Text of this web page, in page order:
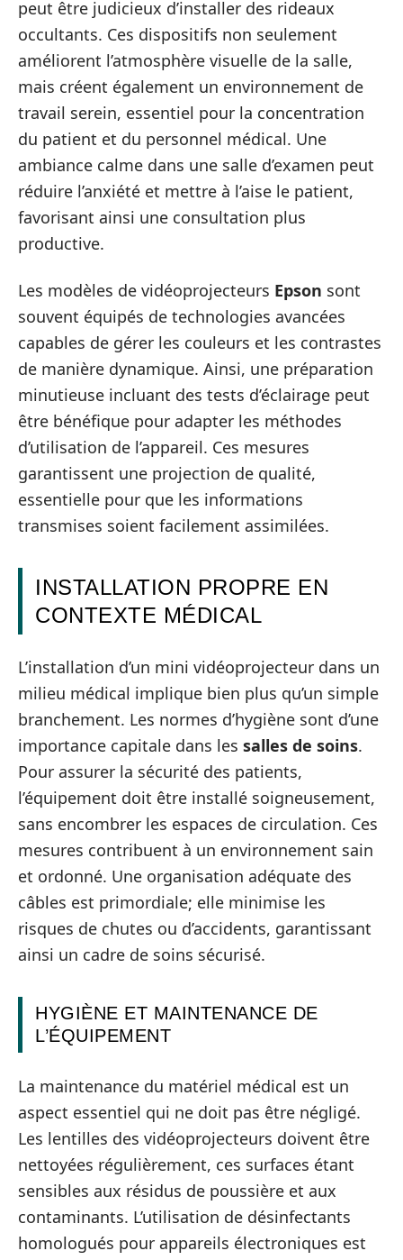
peut être judicieux d’installer des rideaux
occultants. Ces dispositifs non seulement
améliorent l’atmosphère visuelle de la salle,
mais créent également un environnement de
travail serein, essentiel pour la concentration
du patient et du personnel médical. Une
ambiance calme dans une salle d’examen peut
réduire l’anxiété et mettre à l’aise le patient,
favorisant ainsi une consultation plus
productive.
Les modèles de vidéoprojecteurs Epson sont
souvent équipés de technologies avancées
capables de gérer les couleurs et les contrastes
de manière dynamique. Ainsi, une préparation
minutieuse incluant des tests d’éclairage peut
être bénéfique pour adapter les méthodes
d’utilisation de l’appareil. Ces mesures
garantissent une projection de qualité,
essentielle pour que les informations
transmises soient facilement assimilées.
INSTALLATION PROPRE EN
CONTEXTE MÉDICAL
L’installation d’un mini vidéoprojecteur dans un
milieu médical implique bien plus qu’un simple
branchement. Les normes d’hygiène sont d’une
importance capitale dans les salles de soins.
Pour assurer la sécurité des patients,
l’équipement doit être installé soigneusement,
sans encombrer les espaces de circulation. Ces
mesures contribuent à un environnement sain
et ordonné. Une organisation adéquate des
câbles est primordiale; elle minimise les
risques de chutes ou d’accidents, garantissant
ainsi un cadre de soins sécurisé.
HYGIÈNE ET MAINTENANCE DE
L’ÉQUIPEMENT
La maintenance du matériel médical est un
aspect essentiel qui ne doit pas être négligé.
Les lentilles des vidéoprojecteurs doivent être
nettoyées régulièrement, ces surfaces étant
sensibles aux résidus de poussière et aux
contaminants. L’utilisation de désinfectants
homologués pour appareils électroniques est